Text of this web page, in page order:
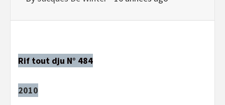
Rif tout dju N° 484
2010